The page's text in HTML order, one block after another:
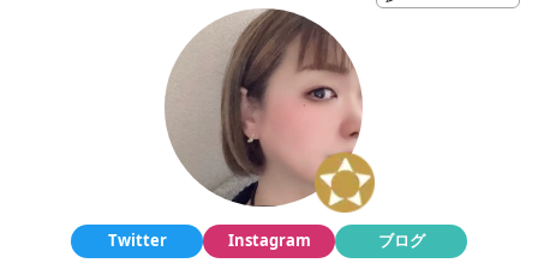
Twitter Instagram ブログ